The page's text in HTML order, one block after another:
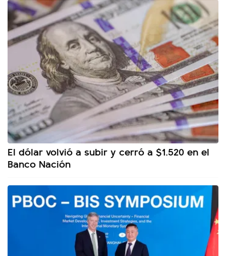
El dólar volvió a subir y cerró a $1.520 en el
Banco Nación